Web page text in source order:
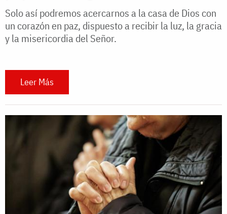
Solo así podremos acercarnos a la casa de Dios con
un corazón en paz, dispuesto a recibir la luz, la gracia
y la misericordia del Señor.
Leer Más